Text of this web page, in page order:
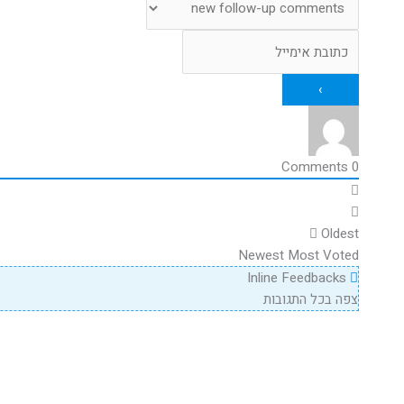
0
Oldest
Newest Most Voted
צפה בכל התגובות